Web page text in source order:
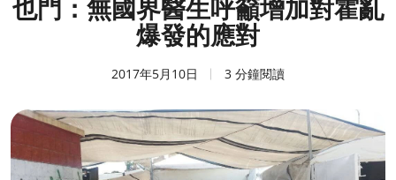
也門：無國界醫生呼籲增加對霍亂
爆發的應對
2017年5月10日 3 分鐘閱讀